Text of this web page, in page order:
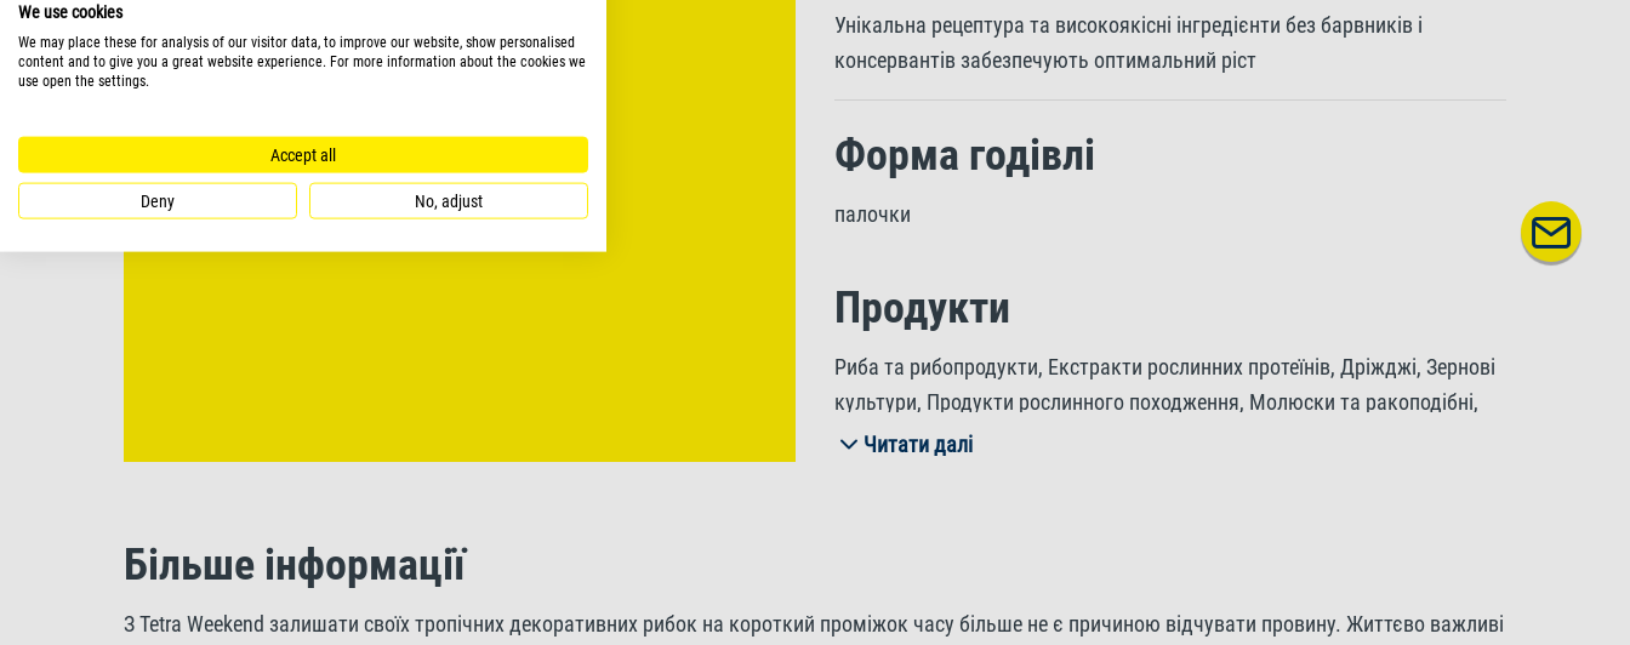
Унікальна рецептура та високоякісні інгредієнти без барвників і
консервантів забезпечують оптимальний ріст
Форма годівлі
палочки
Продукти
Риба та рибопродукти, Екстракти рослинних протеїнів, Дріжджі, Зернові
культури, Продукти рослинного походження, Молюски та ракоподібні,
Мінерали, Рідкі та тверді жири.
Кальцій 1,3%, Фосфор 1,1%.
Читати далі
Більше інформації
З Tetra Weekend залишати своїх тропічних декоративних рибок на короткий проміжок часу більше не є причиною відчувати провину. Життєво важливі
We use cookies
We may place these for analysis of our visitor data, to improve our website, show personalised
content and to give you a great website experience. For more information about the cookies we
use open the settings.
Accept all
Deny No, adjust